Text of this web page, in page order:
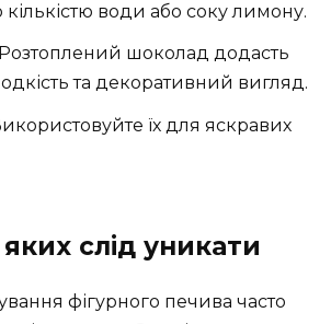
води або соку лимону.
Розтоплений шоколад додасть
та декоративний вигляд.
їх для яскравих
слід уникати
фігурного печива часто